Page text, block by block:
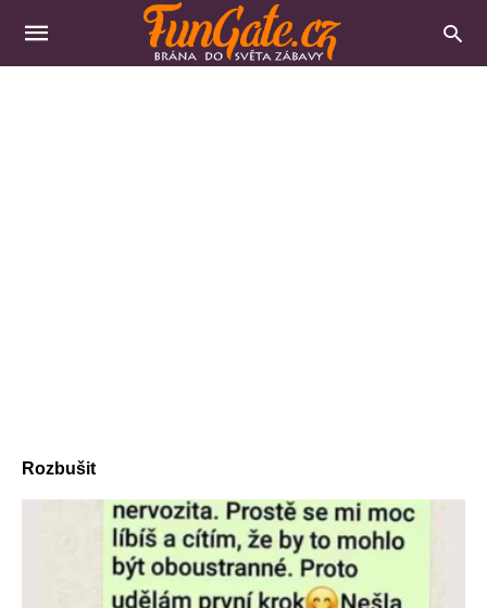
Rozbušit